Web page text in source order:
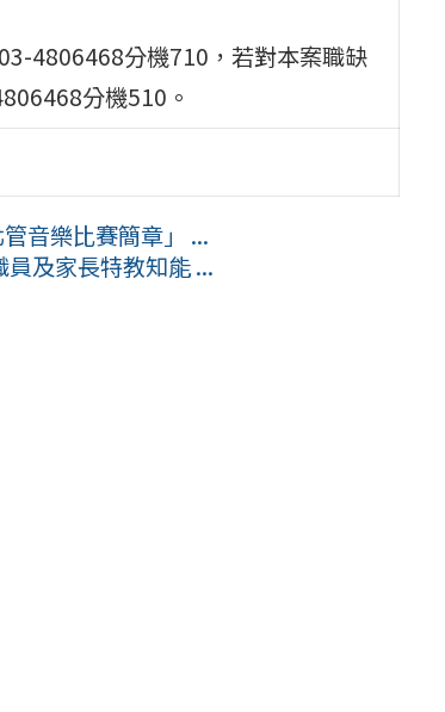
4806468分機710，若對本案職缺
分機510。
音樂比賽簡章」 ...
及家長特教知能 ...